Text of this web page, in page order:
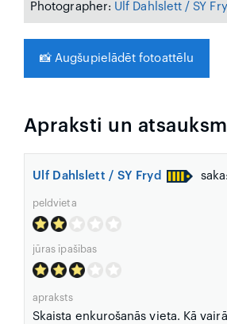
Photographer: Ulf Dahlslett / SY
📸 Augšupielādēt fotoattēlu
Apraksti un
Ulf Dahlslett / SY Fryd saka:
peldvieta
jūras īpašības
apraksts
Skaista enkurošanās vieta. Kā